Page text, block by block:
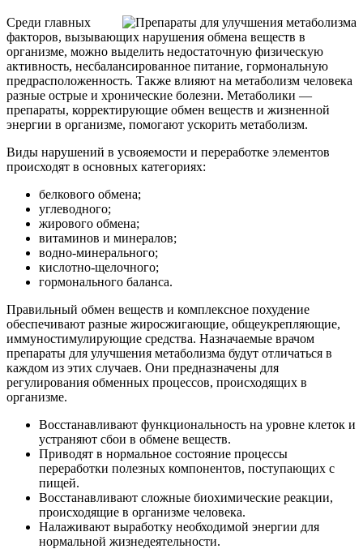
Среди главных
факторов, вызывающих нарушения обмена веществ в
организме, можно выделить недостаточную физическую
активность, несбалансированное питание, гормональную
предрасположенность. Также влияют на метаболизм человека
разные острые и хронические болезни. Метаболики —
препараты, корректирующие обмен веществ и жизненной
энергии в организме, помогают ускорить метаболизм.
Виды нарушений в усвояемости и переработке элементов
происходят в основных категориях:
белкового обмена;
углеводного;
жирового обмена;
витаминов и минералов;
водно-минерального;
кислотно-щелочного;
гормонального баланса.
Правильный обмен веществ и комплексное похудение
обеспечивают разные жиросжигающие, общеукрепляющие,
иммуностимулирующие средства. Назначаемые врачом
препараты для улучшения метаболизма будут отличаться в
каждом из этих случаев. Они предназначены для
регулирования обменных процессов, происходящих в
организме.
Восстанавливают функциональность на уровне клеток и
устраняют сбои в обмене веществ.
Приводят в нормальное состояние процессы
переработки полезных компонентов, поступающих с
пищей.
Восстанавливают сложные биохимические реакции,
происходящие в организме человека.
Налаживают выработку необходимой энергии для
нормальной жизнедеятельности.